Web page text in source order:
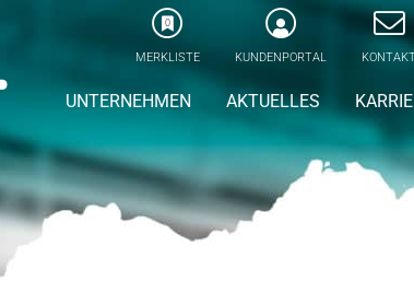
0
MERKLISTE KUNDENPORTAL
UNTERNEHMEN AKTUELLES